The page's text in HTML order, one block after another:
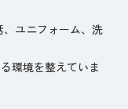
ユニフォーム、洗
環境を整えていま